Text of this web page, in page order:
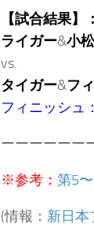
【試合結果】：
ライガー&小松
vs.
タイガー&フ
フィニッシュ
ーーーーーー
※参考： 第5
(情報： 新日本